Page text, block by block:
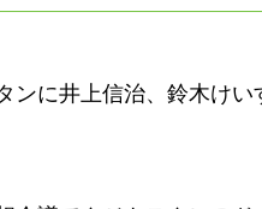
ンに井上信治、鈴木けい